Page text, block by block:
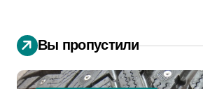
Вы пропустили